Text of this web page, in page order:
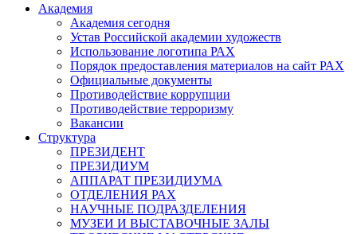
Академия
Академия сегодня
Устав Российской академии художеств
Использование логотипа РАХ
Порядок предоставления материалов на сайт РАХ
Официальные документы
Противодействие коррупции
Противодействие терроризму
Вакансии
Структура
ПРЕЗИДЕНТ
ПРЕЗИДИУМ
АППАРАТ ПРЕЗИДИУМА
ОТДЕЛЕНИЯ РАХ
НАУЧНЫЕ ПОДРАЗДЕЛЕНИЯ
МУЗЕИ И ВЫСТАВОЧНЫЕ ЗАЛЫ